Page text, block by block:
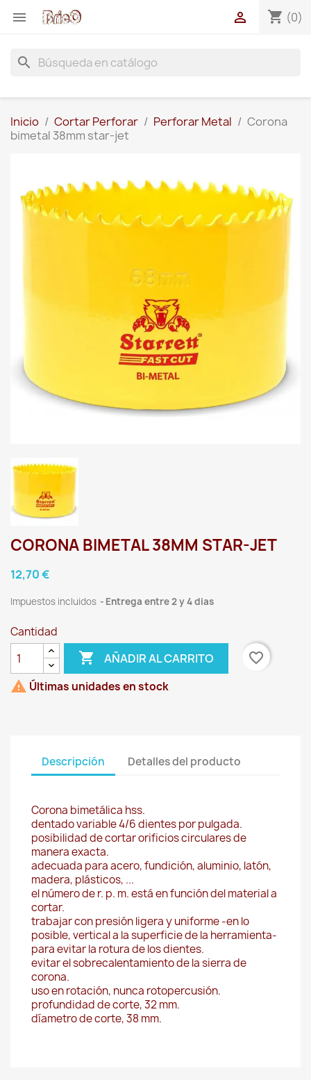
 shopping_cart (0)

search
Inicio Cortar Perforar Perforar Metal
Corona
bimetal 38mm star-jet
CORONA BIMETAL 38MM STAR-JET
12,70 €
Impuestos incluidos Entrega entre 2 y 4 dias
Cantidad
 AÑADIR AL CARRITO
favorite_border
 Últimas unidades en stock
Descripción Detalles del producto
Corona bimetálica hss.
dentado variable 4/6 dientes por pulgada.
posibilidad de cortar orificios circulares de
manera exacta.
adecuada para acero, fundición, aluminio, latón,
madera, plásticos, ...
el número de r. p. m. está en función del material a
cortar.
trabajar con presión ligera y uniforme -en lo
posible, vertical a la superficie de la herramienta-
para evitar la rotura de los dientes.
evitar el sobrecalentamiento de la sierra de
corona.
uso en rotación, nunca rotopercusión.
profundidad de corte, 32 mm.
díametro de corte, 38 mm.